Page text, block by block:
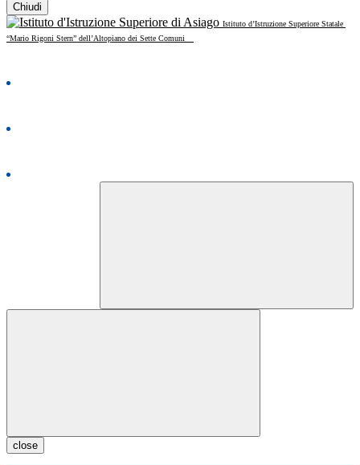
Chiudi
Istituto d’Istruzione Superiore Statale
“Mario Rigoni Stern” dell’Altopiano dei Sette Comuni
close